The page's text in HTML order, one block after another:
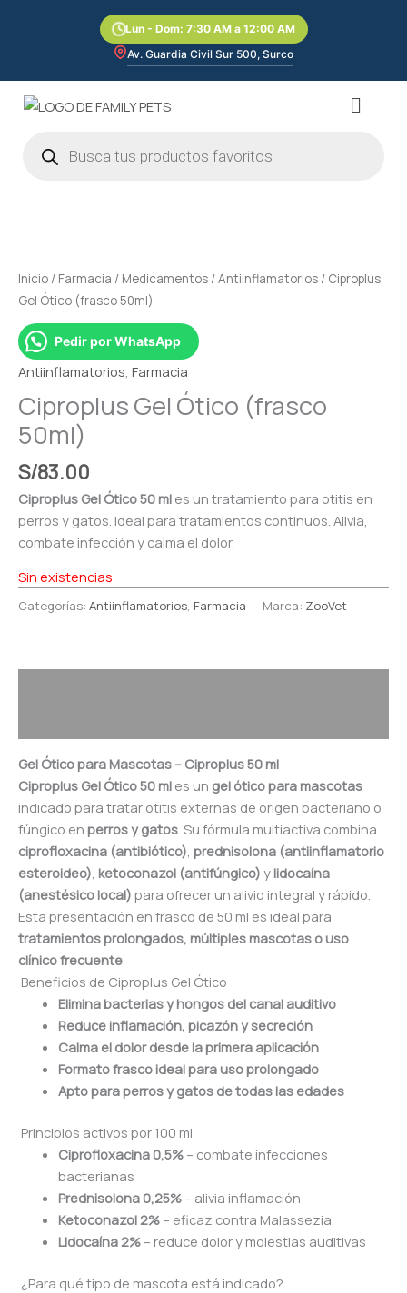
Lun - Dom: 7:30 AM a 12:00 AM
Av. Guardia Civil Sur 500, Surco
Menú
productos
Inicio / Farmacia / Medicamentos /Antiinflamatorios / Ciproplus
Gel Ótico (frasco 50ml)
Pedir por WhatsApp
Antiinflamatorios Farmacia
Ciproplus Gel Ótico (frasco
50ml)
S/83.00
Ciproplus Gel Ótico 50 ml es un tratamiento para otitis en
perros y gatos. Ideal para tratamientos continuos. Alivia,
combate infección y calma el dolor.
Sin existencias
Categorías: Antiinflamatorios, Farmacia Marca: ZooVet
Gel Ótico para Mascotas – Ciproplus 50 ml
Ciproplus Gel Ótico 50 ml es un gel ótico para mascotas
indicado para tratar otitis externas de origen bacteriano o
fúngico en perros y gatos . Su fórmula multiactiva combina
ciprofloxacina (antibiótico) prednisolona (antiinflamatorio
esteroideo) ketoconazol (antifúngico) y lidocaína
(anestésico local) para ofrecer un alivio integral y rápido.
Esta presentación en frasco de 50 ml es ideal para
tratamientos prolongados, múltiples mascotas o uso
clínico frecuente
Beneficios de Ciproplus Gel Ótico
Elimina bacterias y hongos del canal auditivo
Reduce inflamación, picazón y secreción
Calma el dolor desde la primera aplicación
Formato frasco ideal para uso prolongado
Apto para perros y gatos de todas las edades
Principios activos por 100 ml
Ciprofloxacina 0,5%– combate infecciones
bacterianas
Prednisolona 0,25%– alivia inflamación
Ketoconazol 2%– eficaz contra Malassezia
Lidocaína 2%– reduce dolor y molestias auditivas
¿Para qué tipo de mascota está indicado?